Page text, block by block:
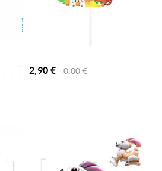
2,90 € 0,00€